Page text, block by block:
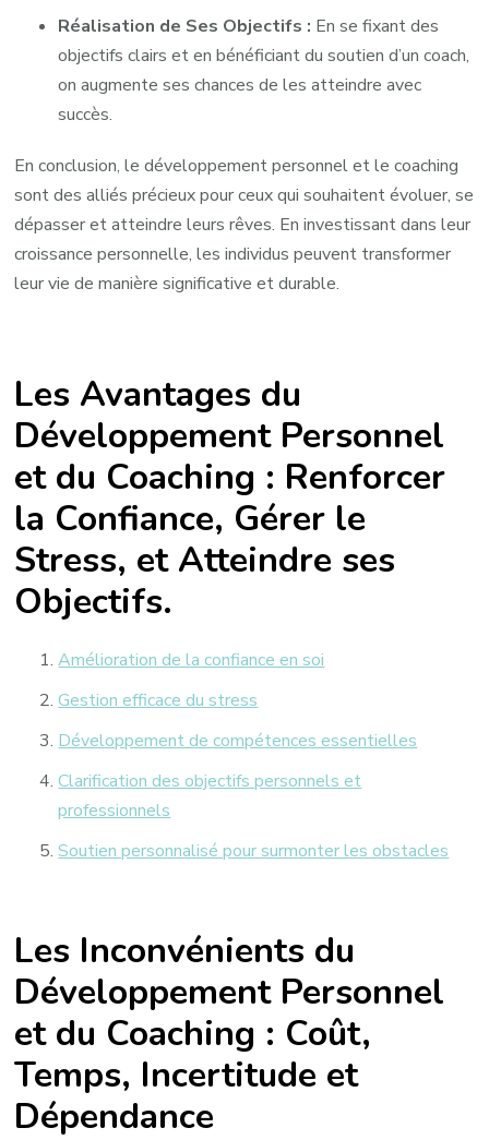
Réalisation de Ses Objectifs : En se fixant des
objectifs clairs et en bénéficiant du soutien d’un coach,
on augmente ses chances de les atteindre avec
succès.
En conclusion, le développement personnel et le coaching
sont des alliés précieux pour ceux qui souhaitent évoluer, se
dépasser et atteindre leurs rêves. En investissant dans leur
croissance personnelle, les individus peuvent transformer
leur vie de manière significative et durable.
Les Avantages du
Développement Personnel
et du Coaching : Renforcer
la Confiance, Gérer le
Stress, et Atteindre ses
Objectifs.
Amélioration de la confiance en soi
Gestion efficace du stress
Développement de compétences essentielles
Clarification des objectifs personnels et
professionnels
Soutien personnalisé pour surmonter les obstacles
Les Inconvénients du
Développement Personnel
et du Coaching : Coût,
Temps, Incertitude et
Dépendance